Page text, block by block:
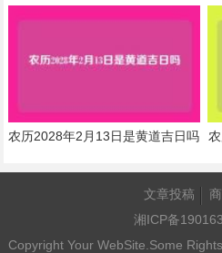
农历2028年2月13日是黄道吉日吗
文章投稿
湘ICP备
Copyright Your WebSite.Some